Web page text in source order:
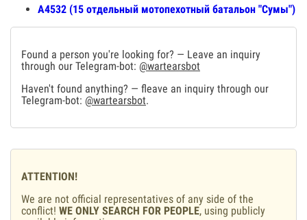
А4532 (15 отдельный мотопехотный батальон "Сумы")
Found a person you're looking for? — Leave an inquiry
through our Telegram-bot: @wartearsbot
Haven't found anything? — fleave an inquiry through our
Telegram-bot: @wartearsbot.
ATTENTION!
We are not official representatives of any side of the
conflict! WE ONLY SEARCH FOR PEOPLE, using publicly